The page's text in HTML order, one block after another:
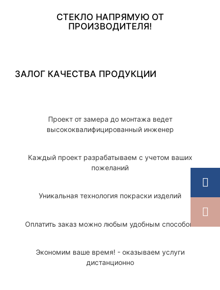
СТЕКЛО НАПРЯМУЮ ОТ
ПРОИЗВОДИТЕЛЯ!
ЗАЛОГ КАЧЕСТВА ПРОДУКЦИИ
Проект от замера до монтажа ведет
высококвалифицированный инженер
Каждый проект разрабатываем с учетом ваших
пожеланий
Уникальная технология покраски изделий
Оплатить заказ можно любым удобным способом
Экономим ваше время! - оказываем услуги
дистанционно